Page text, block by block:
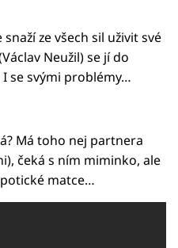
ze všech sil uživit své
Neužil) se jí do
se svými problémy…
Má toho nej partnera
čeká s ním miminko, ale
matce…